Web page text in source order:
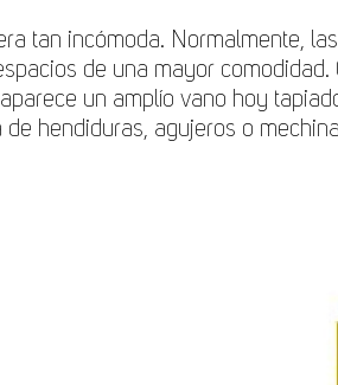
tan incómoda. Normalmente,
de una mayor
un amplío vano hoy
hendiduras, agujeros o